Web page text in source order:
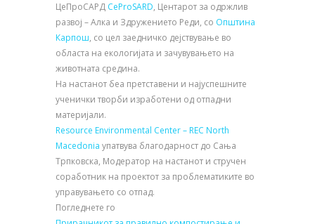
ЦеПроСАРД CeProSARD, Центарот за одржлив
развој – Алка и Здружението Реди, со Општина
Карпош, со цел заедничко дејствување во
областа на екологијата и зачувувањето на
животната средина.
На настанот беа претставени и најуспешните
ученички творби изработени од отпадни
материјали.
Resource Environmental Center – REC North
Macedonia упатвува благодарност до Сања
Трпковска, Модератор на настанот и стручен
соработник на проектот за проблематиките во
управувањето со отпад.
Погледнете го